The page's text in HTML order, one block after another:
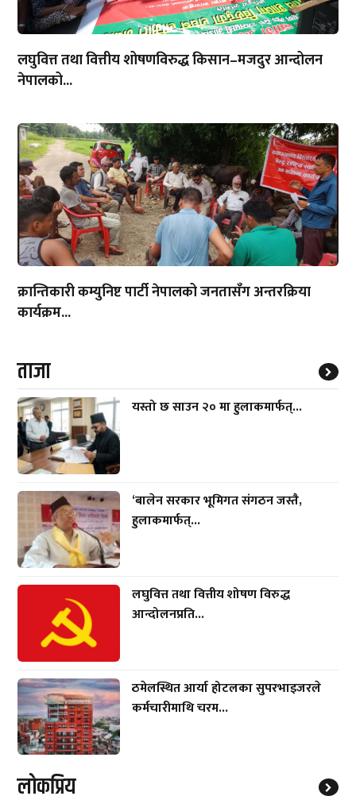
लघुवित्त तथा वित्तीय शोषणविरुद्ध किसान–मजदुर आन्दोलन
नेपालको...
क्रान्तिकारी कम्युनिष्ट पार्टी नेपालको जनतासँग अन्तरक्रिया
कार्यक्रम...
ताजा
यस्तो छ साउन २० मा हुलाकमार्फत्...
‘बालेन सरकार भूमिगत संगठन जस्तै,
हुलाकमार्फत्...
लघुवित्त तथा वित्तीय शोषण विरुद्ध
आन्दोलनप्रति...
ठमेलस्थित आर्या होटलका सुपरभाइजरले
कर्मचारीमाथि चरम...
लाेकप्रिय